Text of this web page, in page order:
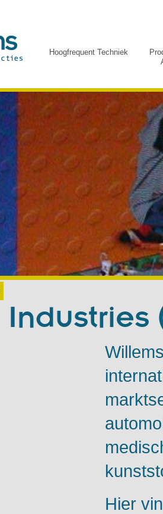
Hoogfrequent Techniek
Industries
Hier